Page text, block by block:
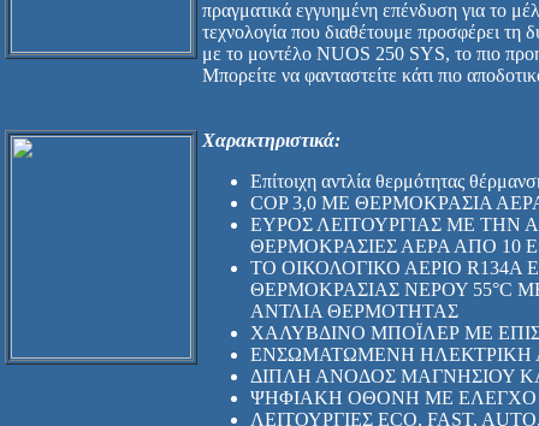
πραγματικά εγγυημένη επένδυση για το
τεχνολογία που διαθέτουμε προσφέρει
με το μοντέλο NUOS 250 SYS, το πιο
Μπορείτε να φανταστείτε κάτι πιο
Χαρακτηριστικά:
Επίτοιχη αντλία θερμότητας
COP 3,0 ΜΕ ΘΕΡΜΟΚΡΑΣΙΑ
ΕΥΡΟΣ ΛΕΙΤΟΥΡΓΙΑΣ ΜΕ ΤΗΝ
ΘΕΡΜΟΚΡΑΣΙΕΣ ΑΕΡΑ ΑΠΟ 10
ΤΟ ΟΙΚΟΛΟΓΙΚΟ ΑΕΡΙΟ R134A
ΘΕΡΜΟΚΡΑΣΙΑΣ ΝΕΡΟΥ 55°C
ΑΝΤΛΙΑ ΘΕΡΜΟΤΗΤΑΣ
ΧΑΛΥΒΔΙΝΟ ΜΠΟΪΛΕΡ ΜΕ
ΕΝΣΩΜΑΤΩΜΕΝΗ ΗΛΕΚΤΡΙΚΗ
ΔΙΠΛΗ ΑΝΟΔΟΣ ΜΑΓΝΗΣΙΟΥ
ΨΗΦΙΑΚΗ ΟΘΟΝΗ ΜΕ ΕΛΕΓΧΟ
ΛΕΙΤΟΥΡΓΙΕΣ ECO, FAST,